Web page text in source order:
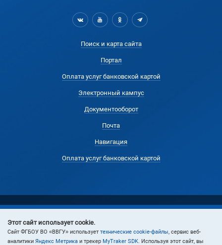
Поиск и карта сайта
Портал
Оплата услуг банковской картой
Электронный кампус
Документооборот
Почта
Навигация
Оплата услуг банковской картой
© 2024 Владивостокский государственный университет
Этот сайт использует cookie.
Cайт ФГБОУ ВО «ВВГУ» использует технические cookie-файлы, сервис веб-
аналитики Яндекс Метрика и трекер MyTraker SDK. Используя этот сайт, вы